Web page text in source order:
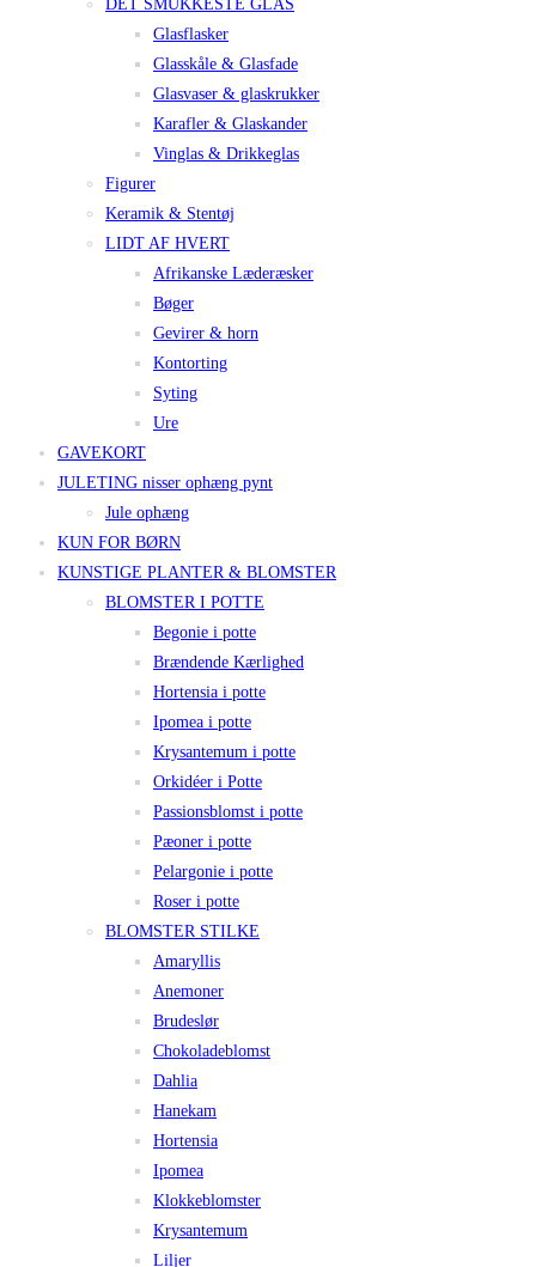
DET SMUKKESTE GLAS
Glasflasker
Glasskåle & Glasfade
Glasvaser & glaskrukker
Karafler & Glaskander
Vinglas & Drikkeglas
Figurer
Keramik & Stentøj
LIDT AF HVERT
Afrikanske Læderæsker
Bøger
Gevirer & horn
Kontorting
Syting
Ure
GAVEKORT
JULETING nisser ophæng pynt
Jule ophæng
KUN FOR BØRN
KUNSTIGE PLANTER & BLOMSTER
BLOMSTER I POTTE
Begonie i potte
Brændende Kærlighed
Hortensia i potte
Ipomea i potte
Krysantemum i potte
Orkidéer i Potte
Passionsblomst i potte
Pæoner i potte
Pelargonie i potte
Roser i potte
BLOMSTER STILKE
Amaryllis
Anemoner
Brudeslør
Chokoladeblomst
Dahlia
Hanekam
Hortensia
Ipomea
Klokkeblomster
Krysantemum
Liljer